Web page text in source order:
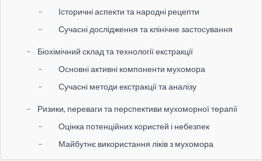
Історичні аспекти та народні рецепти
Сучасні дослідження та клінічне застосування
Біохімічний склад та технології екстракції
Основні активні компоненти мухомора
Сучасні методи екстракції та аналізу
Ризики, переваги та перспективи мухоморної терапії
Оцінка потенційних користей і небезпек
Майбутнє використання ліків з мухомора